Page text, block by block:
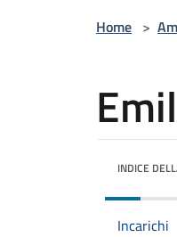
Home >
INDICE
Incarichi